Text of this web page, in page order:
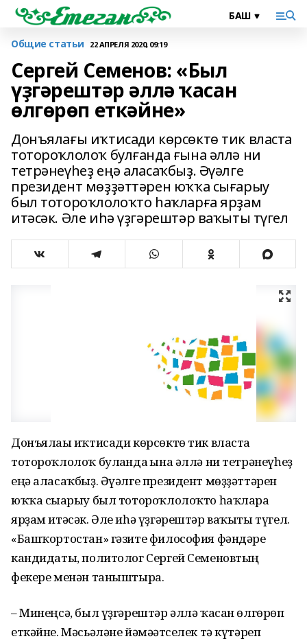
Общие статьи 22 АПРЕЛЯ 2020, 09:19
Сергей Семенов: «Был
үҙгәрештәр әллә ҡасан
өлгөрөп еткәйне»
Донъялағы иҡтисади көрсөктө тик власта
тотороҡлолоҡ булғанда ғына әллә ни
тетрәнеүһеҙ еңә аласаҡбыҙ. Әүәлге
президент мөҙҙәттәрен юҡҡа сығарыу
был тотороҡлолоҡто һаҡларға ярҙам
итәсәк. Әле иһә үҙгәрештәр ваҡыты түгел
Донъялағы иҡтисади көрсөктө тик власта
тотороҡлолоҡ булғанда ғына әллә ни тетрәнеүһеҙ
еңә аласаҡбыҙ. Әүәлге президент мөҙҙәттәрен
юҡҡа сығарыу был тотороҡлолоҡто һаҡларға
ярҙам итәсәк. Әле иһә үҙгәрештәр ваҡыты түгел.
«Башҡортостан» гәзите философия фәндәре
кандидаты, политолог Сергей Семеновтың
фекере менән таныштыра.
– Минеңсә, был үҙгәрештәр әллә ҡасан өлгөрөп
еткәйне. Мәсьәләне йәмәғәтселек тә күтәреп